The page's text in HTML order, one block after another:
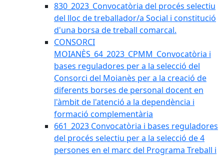
830_2023_Convocatòria del procés selectiu
del lloc de treballador/a Social i constitució
d'una borsa de treball comarcal.
CONSORCI
MOIANÈS_64_2023_CPMM_Convocatòria i
bases reguladores per a la selecció del
Consorci del Moianès per a la creació de
diferents borses de personal docent en
l'àmbit de l'atenció a la dependència i
formació complementària
661_2023 Convocatòria i bases reguladores
del procés selectiu per a la selecció de 4
persones en el marc del Programa Treball i